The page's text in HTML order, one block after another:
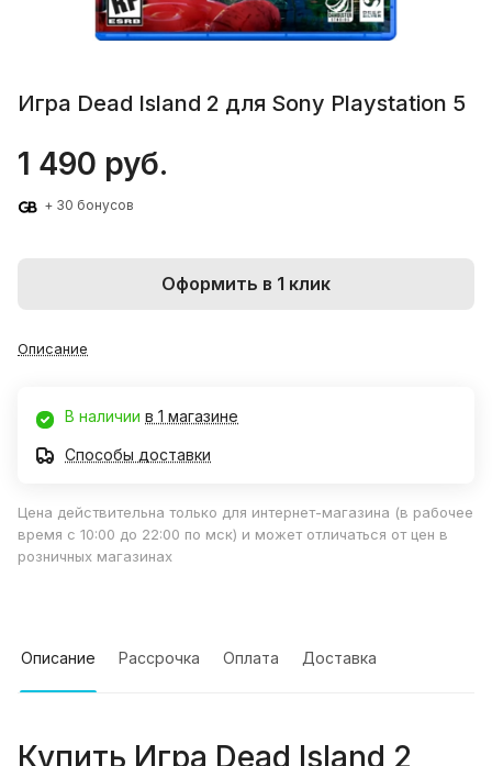
Игра Dead Island 2 для Sony Playstation 5
1 490 руб.
+ 30 бонусов
Оформить в 1 клик
Описание
В наличии в 1 магазине
Способы доставки
Цена действительна только для интернет-магазина (в рабочее
время с 10:00 до 22:00 по мск) и может отличаться от цен в
розничных магазинах
Описание Рассрочка Оплата Доставка
Купить Игра Dead Island 2